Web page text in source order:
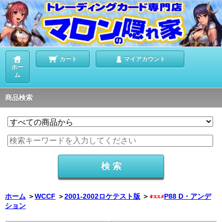
ホー
ム
カート マイアカウント
商品検索
ホーム ＞WCCF ＞2001-2002ロケテスト版 ＞
P88 D・アンデ
ション